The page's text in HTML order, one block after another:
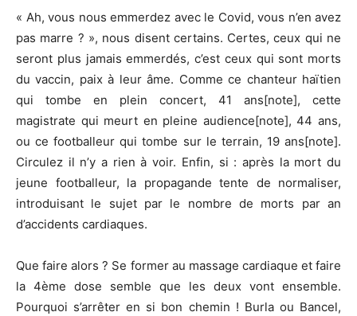
« Ah, vous nous emmerdez avec le Covid, vous n’en avez
pas marre ? », nous disent certains. Certes, ceux qui ne
seront plus jamais emmerdés, c’est ceux qui sont morts
du vaccin, paix à leur âme. Comme ce chanteur haïtien
qui tombe en plein concert, 41 ans[note], cette
magistrate qui meurt en pleine audience[note], 44 ans,
ou ce footballeur qui tombe sur le terrain, 19 ans[note].
Circulez il n’y a rien à voir. Enfin, si : après la mort du
jeune footballeur, la propagande tente de normaliser,
introduisant le sujet par le nombre de morts par an
d’accidents cardiaques.
Que faire alors ? Se former au massage cardiaque et faire
la 4ème dose semble que les deux vont ensemble.
Pourquoi s’arrêter en si bon chemin ! Burla ou Bancel,